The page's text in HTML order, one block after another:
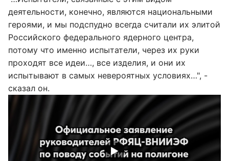
деятельности, конечно, являются национальными
героями, и мы подспудно всегда считали их элитой
Российского федерального ядерного центра,
потому что именно испытатели, через их руки
проходят все идеи…, все изделия, и они их
испытывают в самых невероятных условиях…", -
сказал он.